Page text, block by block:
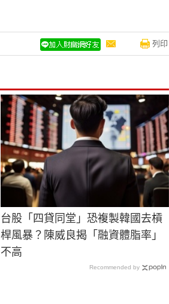
列印
台股「四貸同堂」恐複製韓國去槓
桿風暴？陳威良揭「融資體脂率」
不高
Recommended by